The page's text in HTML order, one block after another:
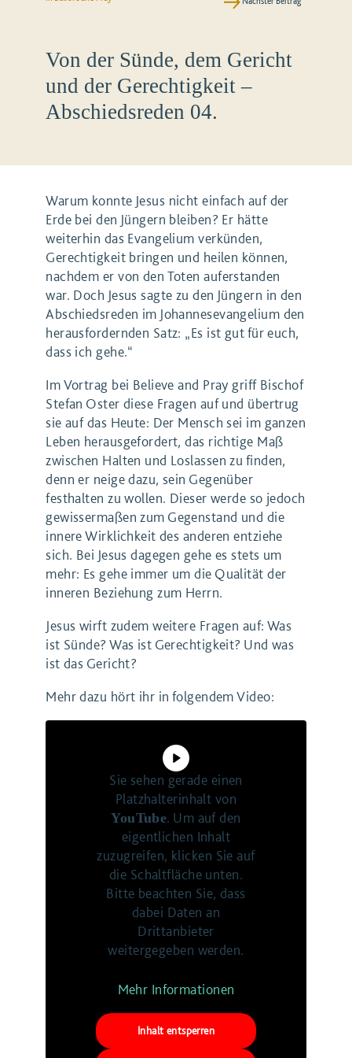
Von der Sünde, dem Gericht
und der Gerechtigkeit –
Abschiedsreden 04.
Warum konnte Jesus nicht einfach auf der
Erde bei den Jüngern bleiben? Er hätte
weiterhin das Evangelium verkünden,
Gerechtigkeit bringen und heilen können,
nachdem er von den Toten auferstanden
war. Doch Jesus sagte zu den Jüngern in den
Abschiedsreden im Johannesevangelium den
herausfordernden Satz: „Es ist gut für euch,
dass ich gehe.“
Im Vortrag bei Believe and Pray griff Bischof
Stefan Oster diese Fragen auf und übertrug
sie auf das Heute: Der Mensch sei im ganzen
Leben herausgefordert, das richtige Maß
zwischen Halten und Loslassen zu finden,
denn er neige dazu, sein Gegenüber
festhalten zu wollen. Dieser werde so jedoch
gewissermaßen zum Gegenstand und die
innere Wirklichkeit des anderen entziehe
sich. Bei Jesus dagegen gehe es stets um
mehr: Es gehe immer um die Qualität der
inneren Beziehung zum Herrn.
Jesus wirft zudem weitere Fragen auf: Was
ist Sünde? Was ist Gerechtigkeit? Und was
ist das Gericht?
Mehr dazu hört ihr in folgendem Video:
Sie sehen gerade einen
Platzhalterinhalt von
YouTube. Um auf den
eigentlichen Inhalt
zuzugreifen, klicken Sie auf
die Schaltfläche unten.
Bitte beachten Sie, dass
dabei Daten an
Drittanbieter
weitergegeben werden.
Mehr Informationen
Inhalt entsperren